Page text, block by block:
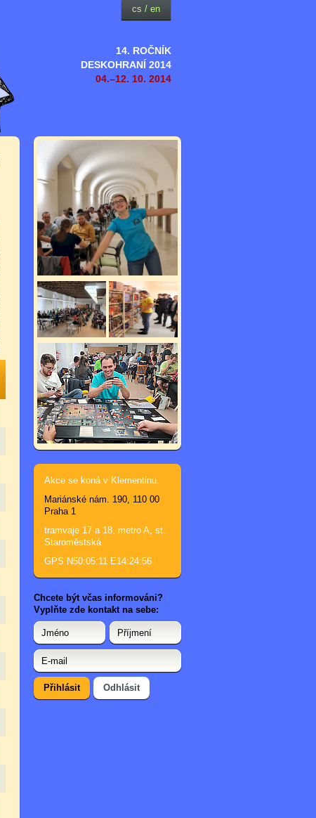
14. ROČNÍK
DESKOHRANÍ 2014
04.–12. 10. 2014
cs / en
Akce se koná v Klementinu.
Mariánské nám. 190, 110 00
Praha 1
tramvaje 17 a 18, metro A, st.
Staroměstská
GPS N50:05:11 E14:24:56
Chcete být včas informováni?
Vyplňte zde kontakt na sebe: